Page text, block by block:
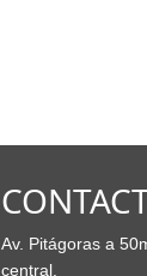
Av. Pitágoras a
central.